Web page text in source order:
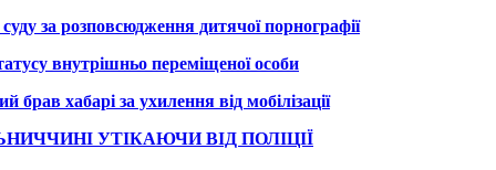
за розповсюдження дитячої порнографії
внутрішньо переміщеної особи
хабарі за ухилення від мобілізації
УТІКАЮЧИ ВІД ПОЛІЦІЇ